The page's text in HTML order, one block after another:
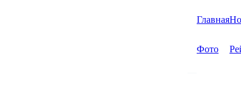
Главная
Фото